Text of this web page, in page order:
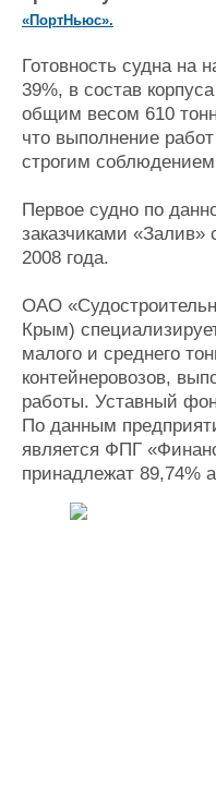
Журнал
Конференции
Выставки и семинары
Личности
«ПортНьюс».
Готовность судна на
39%, в состав
общим весом 610
что выполнение
строгим соблюдением
Первое судно по
заказчиками «Залив»
2008 года.
ОАО
Крым)
малого и среднего
контейнеровозов,
работы. Уставный
По данным
является ФПГ
принадлежат 89,74%